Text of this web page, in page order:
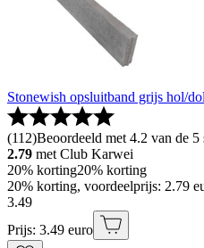
Stonewish opsluitband grijs hol/
(112)Beoordeeld met 4.2 van de
2.79 met Club Karwei
20% korting20% korting
20% korting, voordeelprijs: 2.79
3.49
Prijs: 3.49 euro